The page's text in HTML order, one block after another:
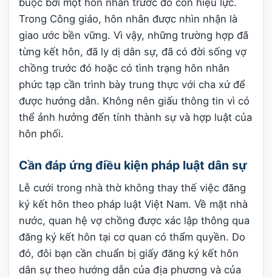
buộc bởi một hôn nhân trước đó còn hiệu lực.
Trong Công giáo, hôn nhân được nhìn nhận là
giao ước bền vững. Vì vậy, những trường hợp đã
từng kết hôn, đã ly dị dân sự, đã có đời sống vợ
chồng trước đó hoặc có tình trạng hôn nhân
phức tạp cần trình bày trung thực với cha xứ để
được hướng dẫn. Không nên giấu thông tin vì có
thể ảnh hưởng đến tính thành sự và hợp luật của
hôn phối.
Cần đáp ứng điều kiện pháp luật dân sự
Lễ cưới trong nhà thờ không thay thế việc đăng
ký kết hôn theo pháp luật Việt Nam. Về mặt nhà
nước, quan hệ vợ chồng được xác lập thông qua
đăng ký kết hôn tại cơ quan có thẩm quyền. Do
đó, đôi bạn cần chuẩn bị giấy đăng ký kết hôn
dân sự theo hướng dẫn của địa phương và của